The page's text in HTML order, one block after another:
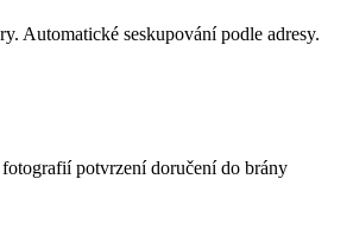
Automatické seskupování podle adresy.
potvrzení doručení do brány